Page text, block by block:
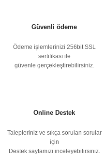
Güvenli ödeme
Ödeme işlemlerinizi 256bit SSL
sertifikası ile
güvenle gerçekleştirebilirsiniz.
Online Destek
Talepleriniz ve sıkça sorulan sorular
için
Destek sayfamızı inceleyebilirsiniz.